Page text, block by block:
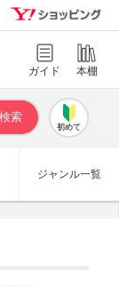
ガイド 本棚
初めて
ジャンル一覧